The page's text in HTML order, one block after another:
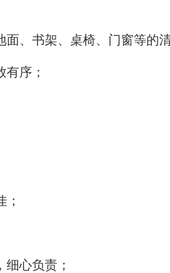
、书架、桌椅、门窗等的
序；
；
心负责；